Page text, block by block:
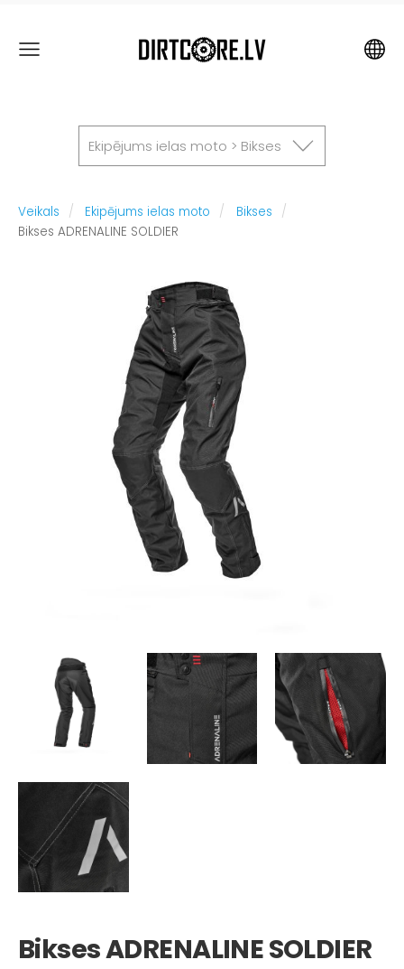
Ekipējums ielas moto > Bikses
Veikals Ekipējums ielas moto
Bikses
Bikses ADRENALINE SOLDIER
Bikses ADRENALINE SOLDIER